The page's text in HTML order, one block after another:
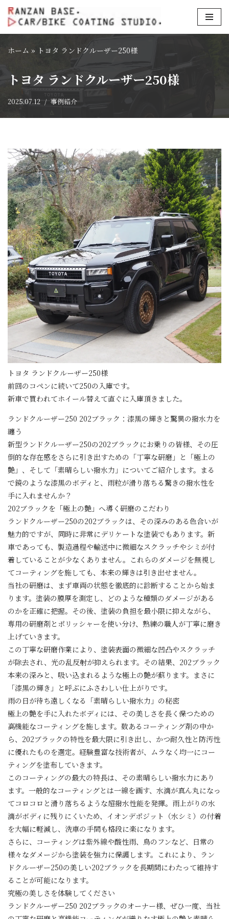
コ
テ
ツ
ス
キ
ホーム » トヨタ ランドクルーザー250様
トヨタ ランドクルーザー250様
2025.07.12 事例紹介
トヨタ ランドクルーザー250様
前回のコペンに続いて250の入庫です。
新車で買われてホイール替えて直ぐに入庫頂きました。
ランドクルーザー250 202ブラック：漆黒の輝きと驚異の撥水力を
纏う
新型ランドクルーザー250の202ブラックにお乗りの皆様、その圧
倒的な存在感をさらに引き出すための「丁寧な研磨」と「極上の
艶」、そして「素晴らしい撥水力」についてご紹介します。まる
で鏡のような漆黒のボディと、雨粒が滑り落ちる驚きの撥水性を
手に入れませんか？
202ブラックを「極上の艶」へ導く研磨のこだわり
ランドクルーザー250の202ブラックは、その深みのある色合いが
魅力的ですが、同時に非常にデリケートな塗装でもあります。新
車であっても、製造過程や輸送中に微細なスクラッチやシミが付
着していることが少なくありません。これらのダメージを無視し
てコーティングを施しても、本来の輝きは引き出せません。
当社の研磨は、まず車両の状態を徹底的に診断することから始ま
ります。塗装の膜厚を測定し、どのような種類のダメージがある
のかを正確に把握。その後、塗装の負担を最小限に抑えながら、
専用の研磨剤とポリッシャーを使い分け、熟練の職人が丁寧に磨き
上げていきます。
この丁寧な研磨作業により、塗装表面の微細な凹凸やスクラッチ
が除去され、光の乱反射が抑えられます。その結果、202ブラック
本来の深みと、吸い込まれるような極上の艶が蘇ります。まさに
「漆黒の輝き」と呼ぶにふさわしい仕上がりです。
雨の日が待ち遠しくなる「素晴らしい撥水力」の秘密
極上の艶を手に入れたボディには、その美しさを長く保つための
高機能なコーティングを施します。数あるコーティング剤の中か
ら、202ブラックの特性を最大限に引き出し、かつ耐久性と防汚性
に優れたものを選定。経験豊富な技術者が、ムラなく均一にコー
ティングを塗布していきます。
このコーティングの最大の特長は、その素晴らしい撥水力にあり
ます。一般的なコーティングとは一線を画す、水滴が真ん丸になっ
てコロコロと滑り落ちるような超撥水性能を発揮。雨上がりの水
滴がボディに残りにくいため、イオンデポジット（水シミ）の付着
を大幅に軽減し、洗車の手間も格段に楽になります。
さらに、コーティングは紫外線や酸性雨、鳥のフンなど、日常の
様々なダメージから塗装を強力に保護します。これにより、ラン
ドクルーザー250の美しい202ブラックを長期間にわたって維持す
ることが可能になります。
究極の美しさを体験してください
ランドクルーザー250 202ブラックのオーナー様、ぜひ一度、当社